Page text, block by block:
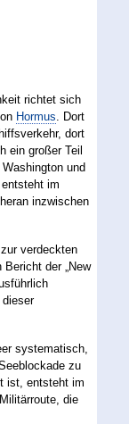
richtet sich
Hormus . Dort
dort
ein großer Teil
und
im
inzwischen
verdeckten
der „New
systematisch,
zu
ist, entsteht im
die